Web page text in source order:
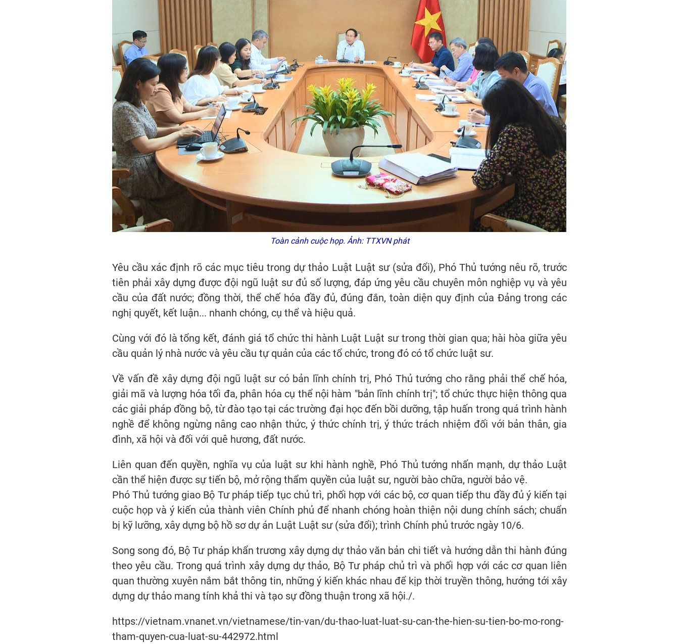
Toàn cảnh cuộc họp. Ảnh: TTXVN phát
Yêu cầu xác định rõ các mục tiêu trong dự thảo Luật Luật sư (sửa đổi), Phó Thủ tướng nêu rõ, trước
tiên phải xây dựng được đội ngũ luật sư đủ số lượng, đáp ứng yêu cầu chuyên môn nghiệp vụ và yêu
cầu của đất nước; đồng thời, thể chế hóa đầy đủ, đúng đắn, toàn diện quy định của Đảng trong các
nghị quyết, kết luận... nhanh chóng, cụ thể và hiệu quả.
Cùng với đó là tổng kết, đánh giá tổ chức thi hành Luật Luật sư trong thời gian qua; hài hòa giữa yêu
cầu quản lý nhà nước và yêu cầu tự quản của các tổ chức, trong đó có tổ chức luật sư.
Về vấn đề xây dựng đội ngũ luật sư có bản lĩnh chính trị, Phó Thủ tướng cho rằng phải thể chế hóa,
giải mã và lượng hóa tối đa, phân hóa cụ thể nội hàm "bản lĩnh chính trị"; tổ chức thực hiện thông qua
các giải pháp đồng bộ, từ đào tạo tại các trường đại học đến bồi dưỡng, tập huấn trong quá trình hành
nghề để không ngừng nâng cao nhận thức, ý thức chính trị, ý thức trách nhiệm đối với bản thân, gia
đình, xã hội và đối với quê hương, đất nước.
Liên quan đến quyền, nghĩa vụ của luật sư khi hành nghề, Phó Thủ tướng nhấn mạnh, dự thảo Luật
cần thể hiện được sự tiến bộ, mở rộng thẩm quyền của luật sư, người bào chữa, người bảo vệ.
Phó Thủ tướng giao Bộ Tư pháp tiếp tục chủ trì, phối hợp với các bộ, cơ quan tiếp thu đầy đủ ý kiến tại
cuộc họp và ý kiến của thành viên Chính phủ để nhanh chóng hoàn thiện nội dung chính sách; chuẩn
bị kỹ lưỡng, xây dựng bộ hồ sơ dự án Luật Luật sư (sửa đổi); trình Chính phủ trước ngày 10/6.
Song song đó, Bộ Tư pháp khẩn trương xây dựng dự thảo văn bản chi tiết và hướng dẫn thi hành đúng
theo yêu cầu. Trong quá trình xây dựng dự thảo, Bộ Tư pháp chủ trì và phối hợp với các cơ quan liên
quan thường xuyên nắm bắt thông tin, những ý kiến khác nhau để kịp thời truyền thông, hướng tới xây
dựng dự thảo mang tính khả thi và tạo sự đồng thuận trong xã hội./.
https://vietnam.vnanet.vn/vietnamese/tin-van/du-thao-luat-luat-su-can-the-hien-su-tien-bo-mo-rong-
tham-quyen-cua-luat-su-442972.html